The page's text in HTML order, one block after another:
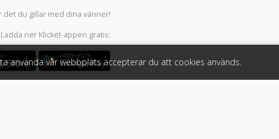
det du gillar med dina vänner!
Ladda ner Klicket-appen gratis:
använda vår webbplats accepterar du att cookies används.